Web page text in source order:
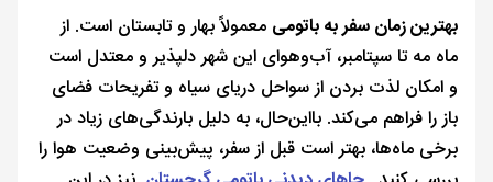
بهترین زمان سفر به باتومی معمولاً بهار و تابستان است. از
ماه مه تا سپتامبر، آب‌وهوای این شهر دلپذیر و معتدل است
و امکان لذت بردن از سواحل دریای سیاه و تفریحات فضای
باز را فراهم می‌کند. بااین‌حال، به دلیل بارندگی‌های زیاد در
برخی ماه‌ها، بهتر است قبل از سفر، پیش‌بینی وضعیت هوا را